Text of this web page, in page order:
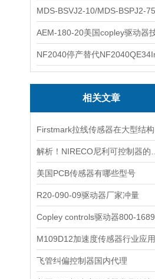
相关文章
美国PCB传感器有哪些型号
R20-090-09驱动器厂家冲量
M109D12加速度传感器行业应用
飞管纠偏控制器国内代理